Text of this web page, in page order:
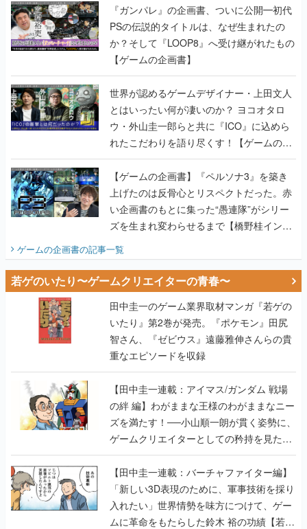
『ガンパレ』の企画書、ついに公開━初代
PSの伝説的タイトルは、なぜ生まれたの
か？そして『LOOP8』へ受け継がれたもの
【ゲームの企画書】
世界が認めるゲームデザイナー・上田文人
とはいったい何が凄いのか？ ヨコオタロ
ウ・外山圭一郎らと共に『ICO』に込めら
れたこだわりを語り尽くす！【ゲームの企
画書】
【ゲームの企画書】『ペルソナ3』を築き
上げたのは反骨心とリスペクトだった。赤
い企画書のもとに集った“愚連隊”がシリー
ズを生まれ変わらせるまで【橋野桂インタ
ゲームの企画書の記事一覧
若ゲのいたり〜ゲームクリエイターの青春〜
田中圭一のゲーム業界取材マンガ『若ゲの
いたり』第2巻が発売。『ポケモン』田尻
智さん、『ゼビウス』遠藤雅伸さんらの貴
重なエピソードを収録
【田中圭一連載：アイマス/ガンダム 戦場
の絆 編】わがままな王様のわがままなニー
ズを満たす！──小山順一朗が貫く姿勢に、
ゲームクリエイターとしての矜持を見た
【若ゲのいたり最終回】
【田中圭一連載：バーチャファイター編】
「新しい3D表現のために、軍事技術を採り
入れたい」世界情勢を味方につけて、ゲー
ムに革命をもたらした鈴木 裕の功績【若ゲ